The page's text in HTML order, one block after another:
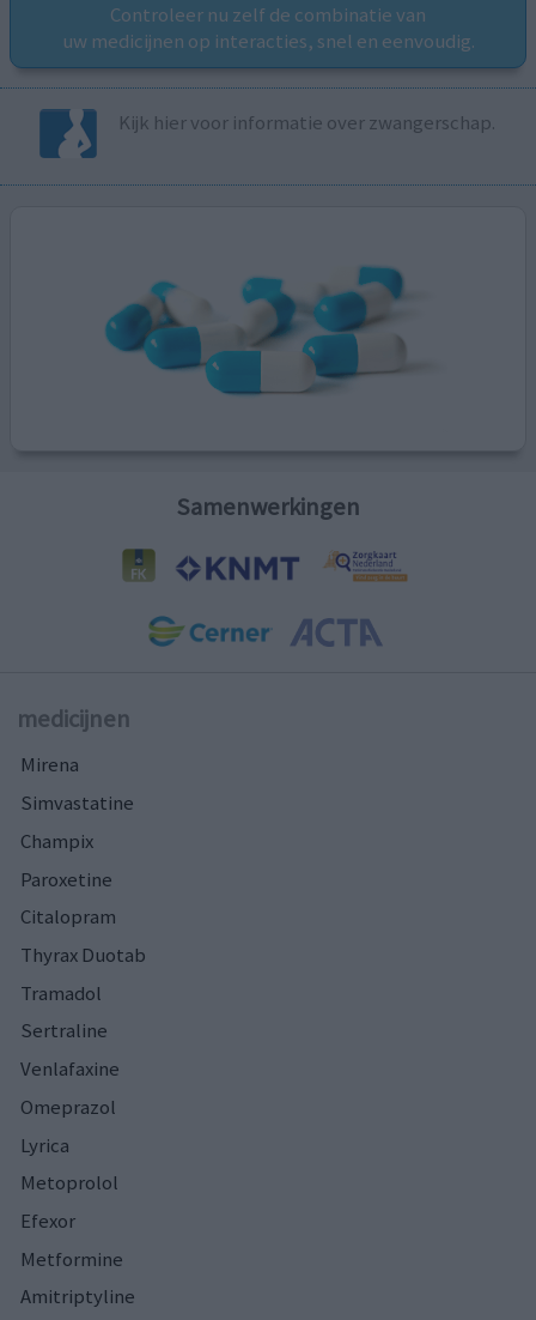
Controleer nu zelf de combinatie van
uw medicijnen op interacties, snel en eenvoudig.
Kijk hier voor informatie over zwangerschap.
Samenwerkingen
medicijnen
Mirena
Simvastatine
Champix
Paroxetine
Citalopram
Thyrax Duotab
Tramadol
Sertraline
Venlafaxine
Omeprazol
Lyrica
Metoprolol
Efexor
Metformine
Amitriptyline